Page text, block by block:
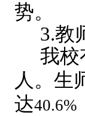
势。
3.教
我校
人。生
达40.6%